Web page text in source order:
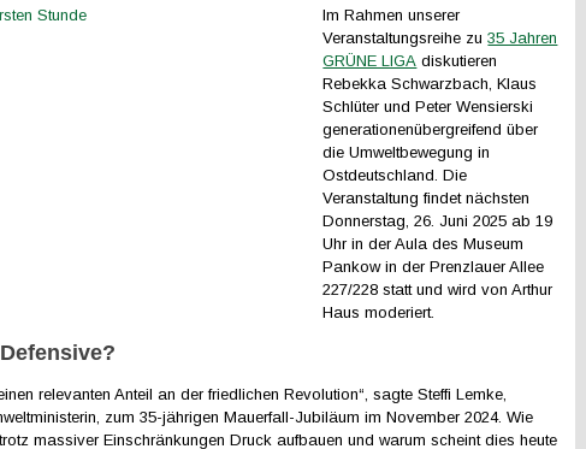
Im Rahmen unserer
Veranstaltungsreihe zu35 Jahren
GRÜNE LIGA diskutieren
Rebekka Schwarzbach, Klaus
Schlüter und Peter Wensierski
generationenübergreifend über
die Umweltbewegung in
Ostdeutschland. Die
Veranstaltung findet nächsten
Donnerstag, 26. Juni 2025 ab 19
Uhr in der Aula des Museum
Pankow in der Prenzlauer Allee
227/228 statt und wird von Arthur
Haus moderiert.
relevanten Anteil an der friedlichen Revolution“, sagte Steffi Lemke,
zum 35-jährigen Mauerfall-Jubiläum im November 2024. Wie
massiver Einschränkungen Druck aufbauen und warum scheint dies heute